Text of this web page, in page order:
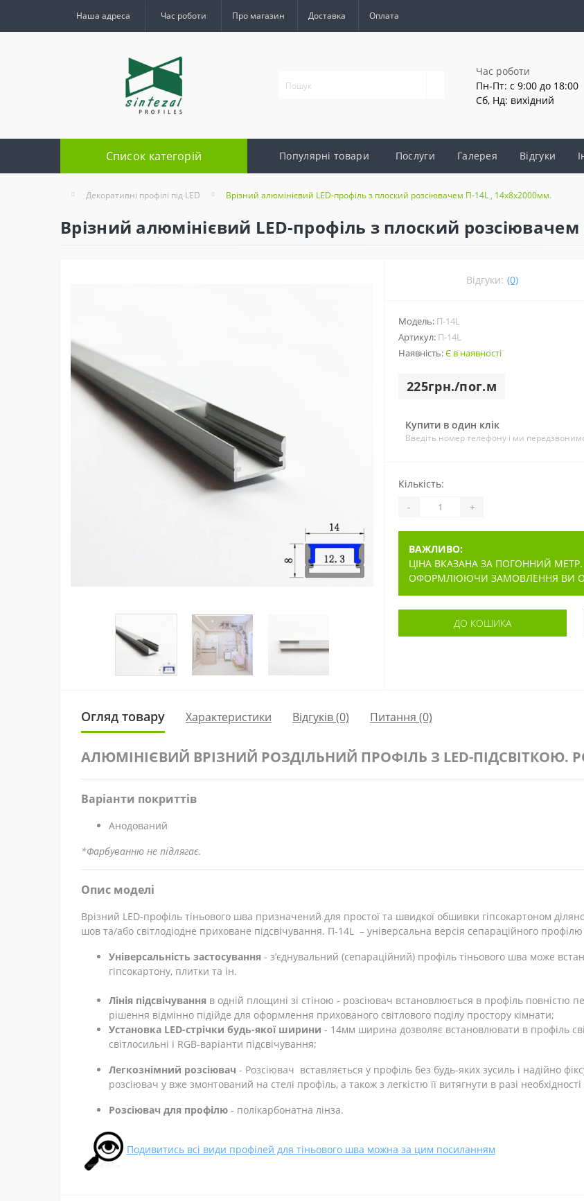
Наша адреса Час роботи Про магазин Доставка Оплата
Час роботи
Пн-Пт: с 9:00 до 18:00
Сб, Нд: вихідний
Список категорій Популярні товари Послуги Галерея Відгуки
Декоративні профілі під LED Врізний алюмінієвий LED-профіль з плоский розсіювачем П-14L , 14х8x2000мм.
Врізний алюмінієвий LED-профіль з плоский
Відгуки: (0)
Модель: П-14L
Артикул: П-14L
Наявність:Є в наявності
225грн./пог.м
Купити в один клік
Введіть номер телефону і ми
Кількість:
- +
ВАЖЛИВО:
ЦІНА ВКАЗАНА ЗА ПОГОННИЙ МЕТР.
ОФОРМЛЮЮЧИ ЗАМОВЛЕННЯ ВИ
ДО КОШИКА
Огляд товару Характеристики Відгуків (0) Питання (0)
АЛЮМІНІЄВИЙ ВРІЗНИЙ РОЗДІЛЬНИЙ ПРОФІЛЬ З LED-ПІДСВІТКОЮ.
Варіанти покриттів
Анодований
*Фарбуванню не підлягає.
Опис моделі
Врізний LED-профіль тіньового шва призначений для простої та швидкої обшивки гіпсокартоном
шов та/або світлодіодне приховане підсвічування. П-14L – універсальна версія сепараційного
Універсальність застосування - з’єднувальний (сепараційний) профіль тіньового шва може
гіпсокартону, плитки та ін.
Лінія підсвічування в одній площині зі стіною - розсіювач встановлюється в профіль повністю
рішення відмінно підійде для оформлення прихованого світлового поділу простору кімнати;
Установка LED-стрічки будь-якої ширини - 14мм ширина дозволяє встановлювати в профіль
світлосильні і RGB-варіанти підсвічування;
Легкознімний розсіювач - Розсіювач вставляється у профіль без будь-яких зусиль і надійно
розсіювач у вже змонтований на стелі профіль, а також з легкістю її витягнути в разі
Розсіювач для профілю - полікарбонатна лінза.
Подивитись всі види профілей для тіньового шва можна за цим посиланням